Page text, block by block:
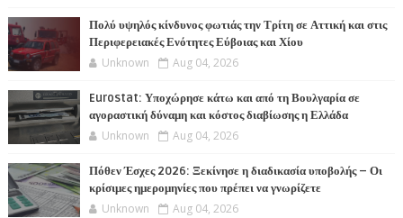
Πολύ υψηλός κίνδυνος φωτιάς την Τρίτη σε Αττική και στις
Περιφερειακές Ενότητες Εύβοιας και Χίου
Unknown Aug 04, 2026
Eurostat: Υποχώρησε κάτω και από τη Βουλγαρία σε
αγοραστική δύναμη και κόστος διαβίωσης η Ελλάδα
Unknown Aug 04, 2026
Πόθεν Έσχες 2026: Ξεκίνησε η διαδικασία υποβολής – Οι
κρίσιμες ημερομηνίες που πρέπει να γνωρίζετε
Unknown Aug 04, 2026